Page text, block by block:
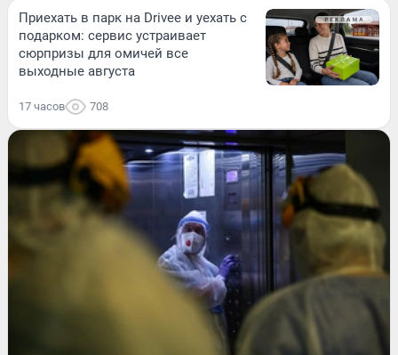
Приехать в парк на Drivee и уехать с
подарком: сервис устраивает
сюрпризы для омичей все
выходные августа
17 часов 708